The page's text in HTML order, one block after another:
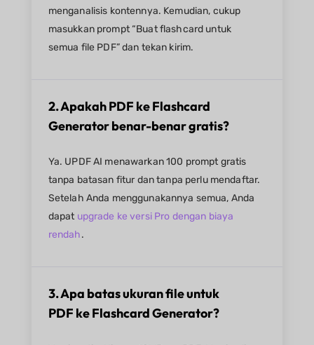
menganalisis kontennya. Kemudian, cukup
masukkan prompt “Buat flashcard untuk
semua file PDF” dan tekan kirim.
2. Apakah PDF ke Flashcard
Generator benar-benar gratis?
Ya. UPDF AI menawarkan 100 prompt gratis
tanpa batasan fitur dan tanpa perlu mendaftar.
Setelah Anda menggunakannya semua, Anda
dapat upgrade ke versi Pro dengan biaya
rendah.
3. Apa batas ukuran file untuk
PDF ke Flashcard Generator?